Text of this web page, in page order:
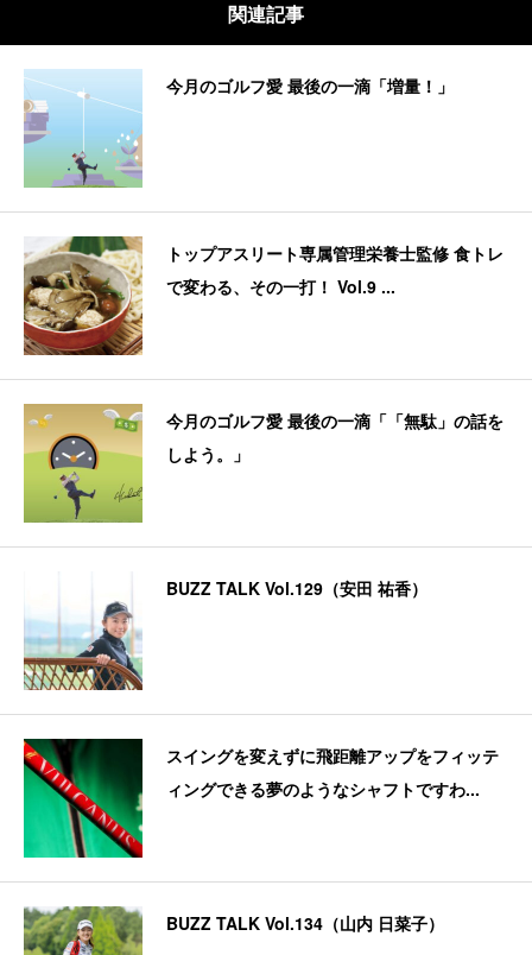
関連記事
今月のゴルフ愛 最後の一滴「増量！」
トップアスリート専属管理栄養士監修 食トレ
で変わる、その一打！ Vol.9 ...
今月のゴルフ愛 最後の一滴「「無駄」の話を
しよう。」
BUZZ TALK Vol.129（安田 祐香）
スイングを変えずに飛距離アップをフィッテ
ィングできる夢のようなシャフトですわ...
BUZZ TALK Vol.134（山内 日菜子）